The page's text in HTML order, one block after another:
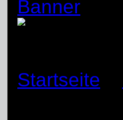
Startseite